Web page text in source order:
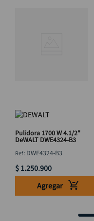
Pulidora 1700 W 4.1/2"
DeWALT DWE4324-B3
: DWE4324-B3
$ 1.250.900
Agregar